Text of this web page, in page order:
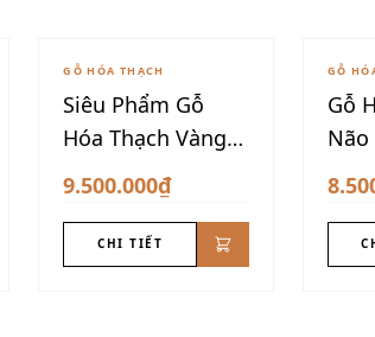
GỖ HÓA THẠCH
Siêu Phẩm Gỗ
Hóa Thạch Vàng
Ánh Kim Dáng
9.500.000₫
CHI TIẾT
GỖ
Gỗ
Não